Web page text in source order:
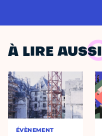
À LIRE AUSSI
ÉVÈNEMENT